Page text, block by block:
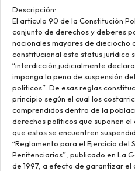
Descripción:
El artículo 90 de la Constitución
conjunto de derechos y deberes
nacionales mayores de dieciocho
constitucional este status jurídico
“interdicción judicialmente
imponga la pena de suspensión
políticos”. De esas reglas
principio según el cual los
comprendidos dentro de la
derechos políticos que suponen
que estos se encuentren
“Reglamento para el Ejercicio del
Penitenciarios”, publicado en La
de 1997, a efecto de garantizar